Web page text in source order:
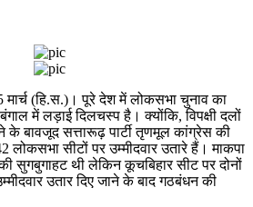
मार्च (हि.स.)। पूरे देश में लोकसभा चुनाव का
में लड़ाई दिलचस्प है। क्योंकि, विपक्षी दलों
के बावजूद सत्तारूढ़ पार्टी तृणमूल कांग्रेस की
लोकसभा सीटों पर उम्मीदवार उतारे हैं। माकपा
सुगबुगाहट थी लेकिन कूचबिहार सीट पर दोनों
उतार दिए जाने के बाद गठबंधन की